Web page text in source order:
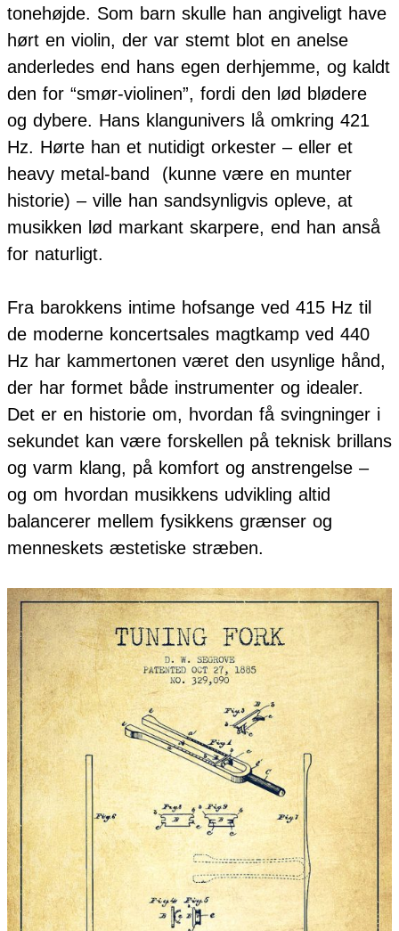
tonehøjde. Som barn skulle han angiveligt have
hørt en violin, der var stemt blot en anelse
anderledes end hans egen derhjemme, og kaldt
den for “smør-violinen”, fordi den lød blødere
og dybere. Hans klangunivers lå omkring 421
Hz. Hørte han et nutidigt orkester – eller et
heavy metal-band
(kunne være en munter
historie) – ville han sandsynligvis opleve, at
musikken lød markant skarpere, end han anså
for naturligt.
Fra barokkens intime hofsange ved 415 Hz til
de moderne koncertsales magtkamp ved 440
Hz har kammertonen været den usynlige hånd,
der har formet både instrumenter og idealer.
Det er en historie om, hvordan få svingninger i
sekundet kan være forskellen på teknisk brillans
og varm klang, på komfort og anstrengelse –
og om hvordan musikkens udvikling altid
balancerer mellem fysikkens grænser og
menneskets æstetiske stræben.